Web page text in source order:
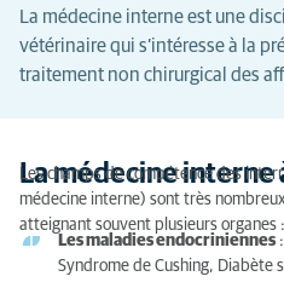
La médecine interne est une
vétérinaire qui s’intéresse à la
traitement non chirurgical des
La médecine interne
Les champs de compétence des
médecine interne) sont très
atteignant souvent plusieurs organes :
Les maladies endocriniennes
Syndrome de Cushing, Diabète